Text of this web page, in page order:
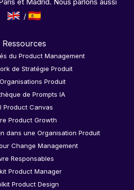
et Madrid. Nous parlons aussi
Ressources
du Product Management
de Stratégie Produit
Produit
de Prompts IA
Product Canvas
Product Growth
dans une Organisation Produit
Change Management
Responsables
Product Manager
Product Design